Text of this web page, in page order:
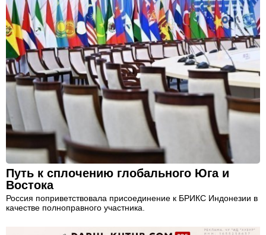
Путь к сплочению глобального Юга и
Востока
Россия поприветствовала присоединение к БРИКС Индонезии в
качестве полноправного участника.